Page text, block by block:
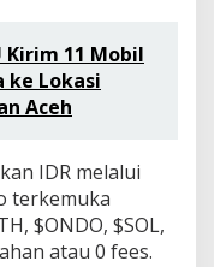
Kirim 11 Mobil
ke Lokasi
Aceh
IDR melalui
terkemuka
$ONDO, $SOL,
atau 0 fees.